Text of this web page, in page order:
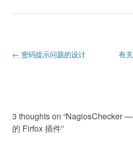
Post navigation
← 密码提示问题的设计
有
3 thoughts on “NagiosChecker
的 Firfox 插件”